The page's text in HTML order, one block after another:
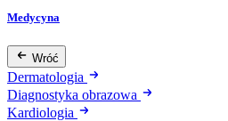
Medycyna
Wróć
Dermatologia
Diagnostyka obrazowa
Kardiologia